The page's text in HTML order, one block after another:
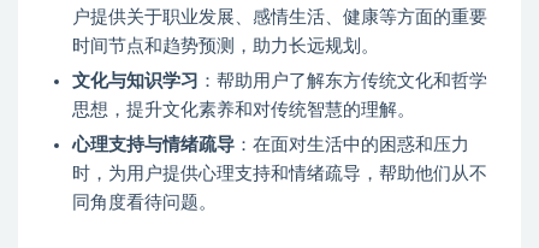
户提供关于职业发展、感情生活、健康等方面的重要
时间节点和趋势预测，助力长远规划。
文化与知识学习 ：帮助用户了解东方传统文化和哲学
思想，提升文化素养和对传统智慧的理解。
心理支持与情绪疏导 ：在面对生活中的困惑和压力
时，为用户提供心理支持和情绪疏导，帮助他们从不
同角度看待问题。